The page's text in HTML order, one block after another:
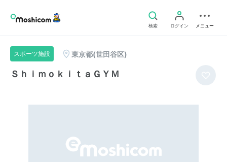
検索 ログイン メニュー
スポーツ施設 東京都(世田谷区)
ＳｈｉｍｏｋｉｔａＧＹＭ